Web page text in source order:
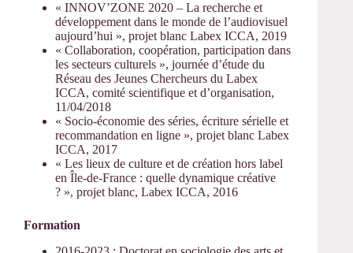
« INNOV’ZONE 2020 – La recherche et
développement dans le monde de l’audiovisuel
aujourd’hui », projet blanc Labex ICCA, 2019
« Collaboration, coopération, participation dans
les secteurs culturels », journée d’étude du
Réseau des Jeunes Chercheurs du Labex
ICCA, comité scientifique et d’organisation,
11/04/2018
« Socio-économie des séries, écriture sérielle et
recommandation en ligne », projet blanc Labex
ICCA, 2017
« Les lieux de culture et de création hors label
en Île-de-France : quelle dynamique créative
? », projet blanc, Labex ICCA, 2016
Formation